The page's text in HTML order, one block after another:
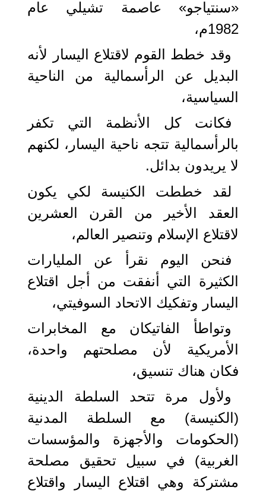
«سنتياجو» عاصمة تشيلي عام
1982م،
وقد خطط القوم لاقتلاع اليسار لأنه
البديل عن الرأسمالية من الناحية
السياسية،
فكانت كل الأنظمة التي تكفر
بالرأسمالية تتجه ناحية اليسار، لكنهم
لا يريدون بدائل.
لقد خططت الكنيسة لكي يكون
العقد الأخير من القرن العشرين
لاقتلاع الإسلام وتنصير العالم،
فنحن اليوم نقرأ عن المليارات
الكثيرة التي أنفقت من أجل اقتلاع
اليسار وتفكيك الاتحاد السوفيتي،
وتواطأ الفاتيكان مع المخابرات
الأمريكية لأن مصلحتهم واحدة،
فكان هناك تنسيق،
ولأول مرة تتحد السلطة الدينية
(الكنيسة) مع السلطة المدنية
(الحكومات والأجهزة والمؤسسات
الغربية) في سبيل تحقيق مصلحة
مشتركة وهي اقتلاع اليسار واقتلاع